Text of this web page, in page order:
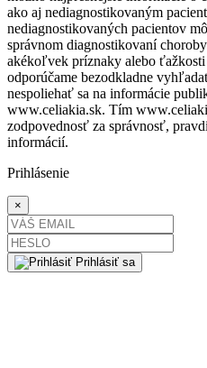
ako aj nediagnostikovaným
nediagnostikovaných pacientov
správnom diagnostikovaní
akékoľvek príznaky alebo ťažkosti
odporúčame bezodkladne
nespoliehať sa na informácie
www.celiakia.sk. Tím
zodpovednosť za správnosť,
informácií.
Prihlásenie
×
Prihlásiť sa